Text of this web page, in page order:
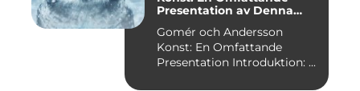
Presentation av Denna
Gomér och Andersson
Konst: En Omfattande
Presentation Introduktion: ...